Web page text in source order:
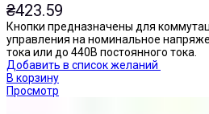
₴423.59
Кнопки предназначены для
управления на номинальное
тока или до 440В постоянного тока.
Добавить в список желаний
В корзину
Просмотр